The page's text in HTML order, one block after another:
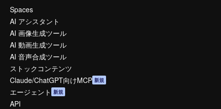
Spaces
AI アシスタント
AI 画像生成ツール
AI 動画生成ツール
AI 音声合成ツール
ストックコンテンツ
Claude/ChatGPT向けMCP 新規
エージェント 新規
API